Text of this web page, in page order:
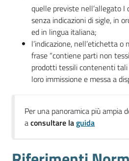
quelle previste nell’allegato
senza indicazioni di sigle, in
ed in lingua italiana;
l’indicazione, nell’etichetta
frase “contiene parti non
prodotti tessili contenenti
loro immissione e messa a
Per una panoramica più ampia
aconsultare laguida